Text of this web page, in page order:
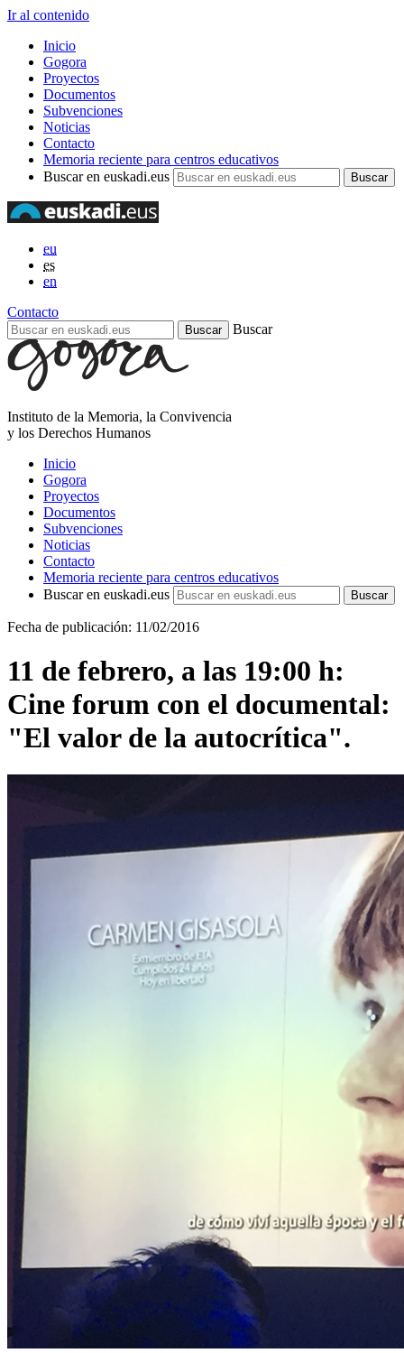
Ir al contenido
Inicio
Gogora
Proyectos
Documentos
Subvenciones
Noticias
Contacto
Memoria reciente para centros educativos
Buscar en euskadi.eus
eu
es
en
Contacto
Buscar
Instituto de la Memoria, la Convivencia
y los Derechos Humanos
Inicio
Gogora
Proyectos
Documentos
Subvenciones
Noticias
Contacto
Memoria reciente para centros educativos
Buscar en euskadi.eus
Fecha de publicación: 11/02/2016
11 de febrero, a las 19:00 h:
Cine forum con el documental:
"El valor de la autocrítica".